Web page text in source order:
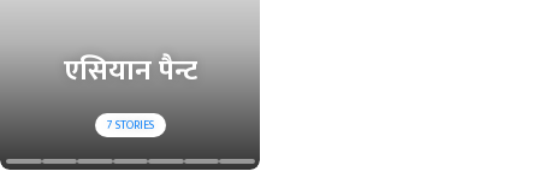
एसियान पैन्ट
7STORIES